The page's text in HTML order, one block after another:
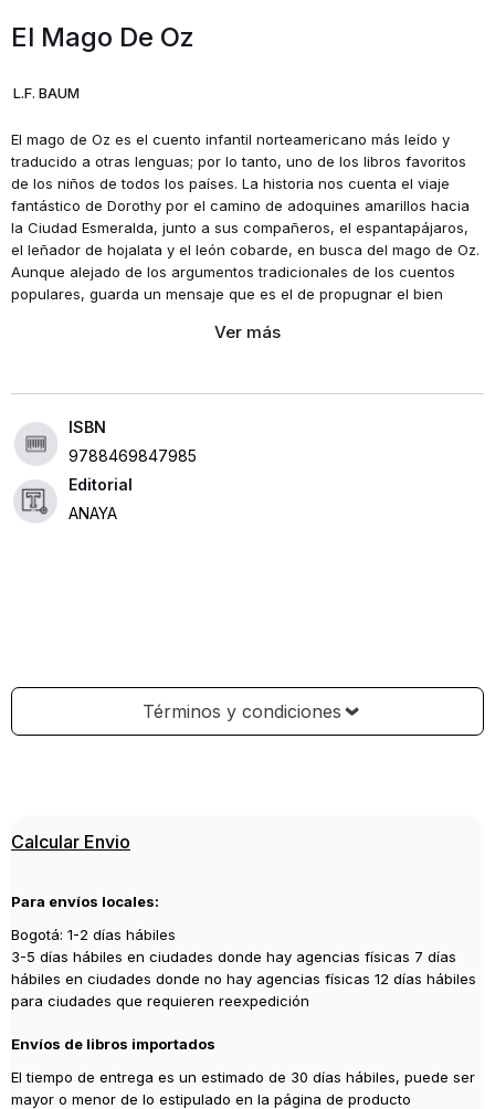
El Mago De Oz
L.F. BAUM
El mago de Oz es el cuento infantil norteamericano más leído y
traducido a otras lenguas; por lo tanto, uno de los libros favoritos
de los niños de todos los países. La historia nos cuenta el viaje
fantástico de Dorothy por el camino de adoquines amarillos hacia
la Ciudad Esmeralda, junto a sus compañeros, el espantapájaros,
el leñador de hojalata y el león cobarde, en busca del mago de Oz.
Aunque alejado de los argumentos tradicionales de los cuentos
populares, guarda un mensaje que es el de propugnar el bien
enseñar que la inteligencia, la bondad, el esfuerzo, el valor y la
ISBN
9788469847985
Editorial
ANAYA
Términos y condiciones
Calcular Envio
Para envíos locales:
Bogotá: 1-2 días hábiles
3-5 días hábiles en ciudades donde hay agencias físicas 7 días
hábiles en ciudades donde no hay agencias físicas 12 días hábiles
para ciudades que requieren reexpedición
Envíos de libros importados
El tiempo de entrega es un estimado de 30 días hábiles, puede ser
mayor o menor de lo estipulado en la página de producto